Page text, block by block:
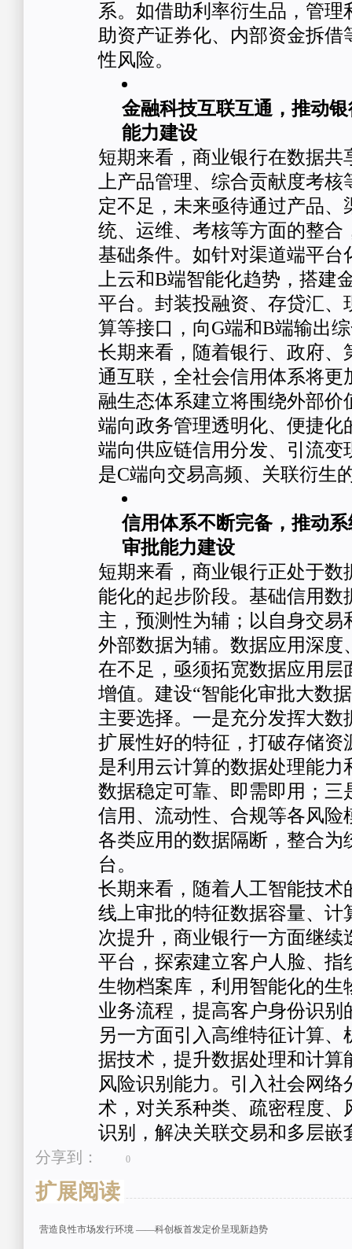
系。如借助利率衍生品，管理
助资产证券化、内部资金拆借
性风险。
金融科技互联互通，推动
能力建设
短期来看，商业银行在数据共
上产品管理、综合贡献度考
定不足，未来亟待通过产品、
统、运维、考核等方面的整合
基础条件。如针对渠道端平台
上云和B端智能化趋势，搭建
平台。封装投融资、存贷汇、
算等接口，向G端和B端输出
长期来看，随着银行、政府、
通互联，全社会信用体系将更
融生态体系建立将围绕外部价
端向政务管理透明化、便捷化
端向供应链信用分发、引流变
是C端向交易高频、关联衍生
信用体系不断完备，推动
审批能力建设
短期来看，商业银行正处于数
能化的起步阶段。基础信用数
主，预测性为辅；以自身交易
外部数据为辅。数据应用深度
在不足，亟须拓宽数据应用层
增值。建设“智能化审批大数
主要选择。一是充分发挥大数
扩展性好的特征，打破存储资
是利用云计算的数据处理能力
数据稳定可靠、即需即用；三
信用、流动性、合规等各风险
各类应用的数据隔断，整合为
台。
长期来看，随着人工智能技术
线上审批的特征数据容量、计
次提升，商业银行一方面继续
平台，探索建立客户人脸、指
生物档案库，利用智能化的生
业务流程，提高客户身份识别
另一方面引入高维特征计算、
据技术，提升数据处理和计算
风险识别能力。引入社会网络
术，对关系种类、疏密程度、
识别，解决关联交易和多层嵌
分享到： 0
扩展阅读
营造良性市场发行环境 ——科创板首发定价呈现新趋势